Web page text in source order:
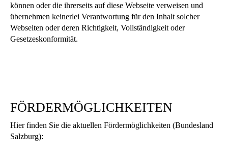
können oder die ihrerseits auf diese Webseite verweisen und
übernehmen keinerlei Verantwortung für den Inhalt solcher
Webseiten oder deren Richtigkeit, Vollständigkeit oder
Gesetzeskonformität.
FÖRDERMÖGLICHKEITEN
Hier finden Sie die aktuellen Fördermöglichkeiten (Bundesland
Salzburg):